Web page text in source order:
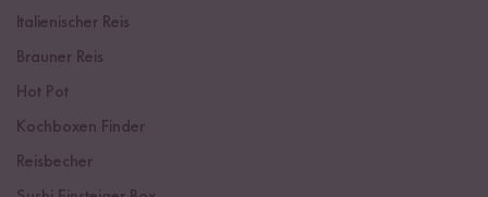
Italienischer Reis
Brauner Reis
Hot Pot
Kochboxen Finder
Reisbecher